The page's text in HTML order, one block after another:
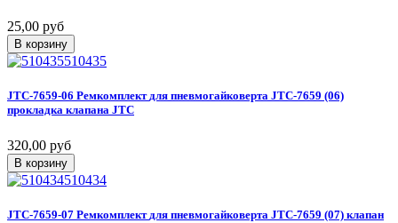
25,00 руб
В корзину
510435
JTC-7659-06 Ремкомплект для пневмогайковерта JTC-7659 (06)
прокладка клапана JTC
320,00 руб
В корзину
510434
JTC-7659-07 Ремкомплект для пневмогайковерта JTC-7659 (07) клапан